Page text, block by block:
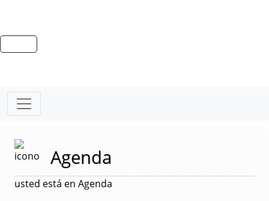
Agenda
usted está en Agenda